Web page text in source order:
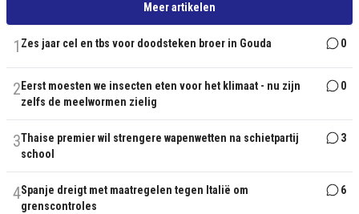
Meer artikelen
1 Zes jaar cel en tbs voor doodsteken broer in Gouda 0
2 Eerst moesten we insecten eten voor het klimaat - nu zijn
zelfs de meelwormen zielig
0
3Thaise premier wil strengere wapenwetten na schietpartij
school
3
4Spanje dreigt met maatregelen tegen Italië om
grenscontroles
6